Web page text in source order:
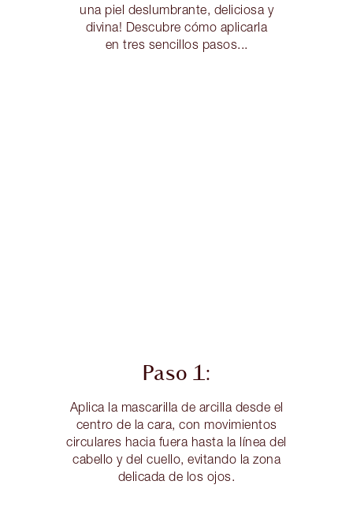
una piel deslumbrante, deliciosa y
divina! Descubre cómo aplicarla
en tres sencillos pasos...
Paso 1:
Aplica la mascarilla de arcilla desde el
centro de la cara, con movimientos
circulares hacia fuera hasta la línea del
cabello y del cuello, evitando la zona
delicada de los ojos.